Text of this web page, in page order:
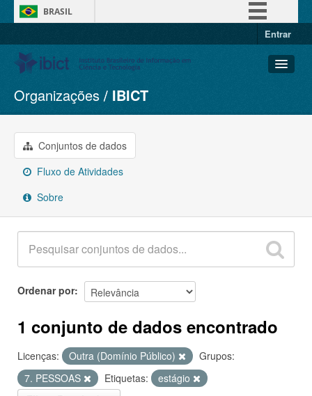
BRASIL
Entrar
Conjuntos de dados
Organizações
Grupos
Sobre
Organizações IBICT
Conjuntos de dados
Fluxo de Atividades
Sobre
Ordenar por
1 conjunto de dados encontrado
Licenças: Outra (Domínio Público)
Grupos:
7. PESSOAS
Etiquetas:
estágio